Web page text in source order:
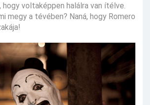
voltaképpen halálra van ítélve.
megy a tévében? Naná, hogy Romero